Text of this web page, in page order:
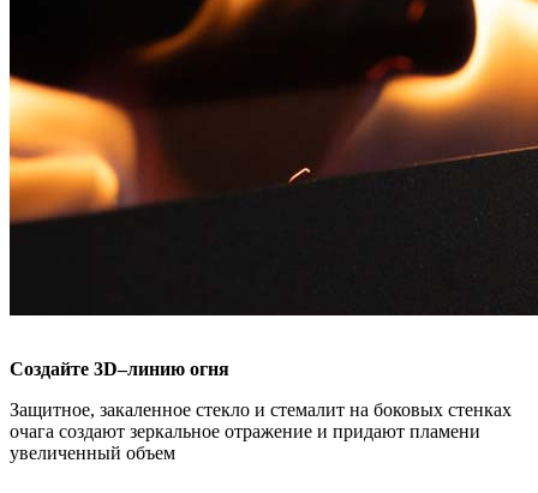
Создайте 3D–линию огня
Защитное, закаленное стекло и стемалит на боковых стенках
очага создают зеркальное отражение и придают пламени
увеличенный объем